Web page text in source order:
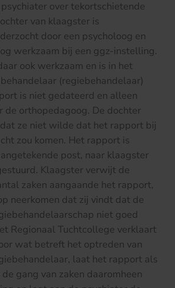
over tekortschietende
van klaagster is
door een psycholoog en
werkzaam bij een ggz-instelling.
ook werkzaam en is in het
(regiebehandelaar)
is niet gedateerd en alleen
de orthopedagoog. De dochter
ze niet wilde dat het rapport bij
zou komen. Het rapport is
post, naar klaagster
Klaagster verwijt de
zaken aangaande het rapport,
neerkomen dat zij vindt dat de
niet goed
Regionaal Tuchtcollege verklaart
wat betreft het optreden van
laat het rapport als
gang van zaken daaromheen